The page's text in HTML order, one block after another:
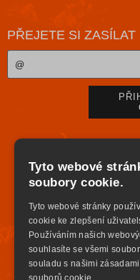
PŘEJETE SI
Tyto webové
soubory cookie.
Tyto webové stránky
cookie ke zlepšení
Používáním našich
souhlasíte se všemi
souladu s našimi
souborů cookie.